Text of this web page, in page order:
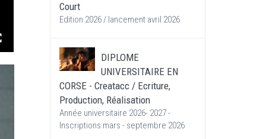
Court
Edition 2026 / lancement avril 2026
DIPLOME
UNIVERSITAIRE EN
CORSE - Creatacc / Ecriture,
Production, Réalisation
Année universitaire 2026- 2027 -
Inscriptions mars - septembre 2026